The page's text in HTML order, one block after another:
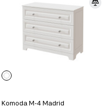
Komoda M-4 Madrid